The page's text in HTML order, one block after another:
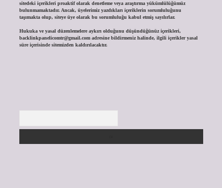
sitedeki içerikleri proaktif olarak denetleme veya araştırma yükümlülüğümüz
bulunmamaktadır. Ancak, üyelerimiz yazdıkları içeriklerin sorumluluğunu
taşımakta olup, siteye üye olarak bu sorumluluğu kabul etmiş sayılırlar.
Hukuka ve yasal düzenlemelere aykırı olduğunu düşündüğünüz içerikleri,
backlinkpanelicomtr@gmail.comadresine bildirmeniz halinde, ilgili içerikler yasal
süre içerisinde sitemizden kaldırılacaktır.